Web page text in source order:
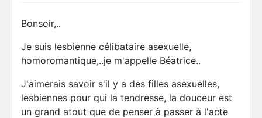
Bonsoir,..
Je suis lesbienne célibataire asexuelle,
homoromantique,..je m'appelle Béatrice..
J'aimerais savoir s'il y a des filles asexuelles,
lesbiennes pour qui la tendresse, la douceur est
un grand atout que de penser à passer à l'acte